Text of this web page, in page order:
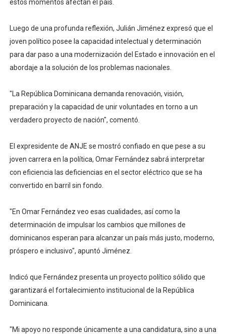
Digecac realizará Primer Festival de Plantas 2026
Josefa Castillo: Liderazgo y Transformación Social al
Operativo Interinstitucional “Compromiso Ambiental
estos momentos afectan el país.
Luego de una profunda reflexión, Julián Jiménez expresó que el
joven político posee la capacidad intelectual y determinación
para dar paso a una modernización del Estado e innovación en el
abordaje a la solución de los problemas nacionales.
"La República Dominicana demanda renovación, visión,
preparación y la capacidad de unir voluntades en torno a un
verdadero proyecto de nación", comentó.
El expresidente de ANJE se mostró confiado en que pese a su
joven carrera en la política, Omar Fernández sabrá interpretar
con eficiencia las deficiencias en el sector eléctrico que se ha
convertido en barril sin fondo.
"En Omar Fernández veo esas cualidades, así como la
determinación de impulsar los cambios que millones de
dominicanos esperan para alcanzar un país más justo, moderno,
próspero e inclusivo", apuntó Jiménez.
Indicó que Fernández presenta un proyecto político sólido que
garantizará el fortalecimiento institucional de la República
Dominicana.
"Mi apoyo no responde únicamente a una candidatura, sino a una